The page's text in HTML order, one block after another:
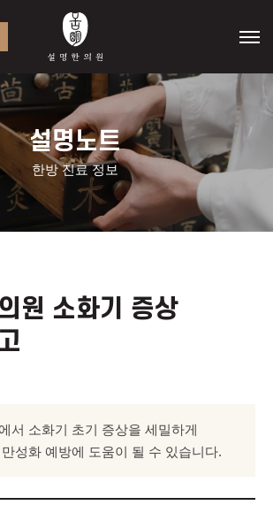
설명노트
한방 진료 정보
원 소화기 증상
서 소화기 초기 증상을 세밀하게
성화 예방에 도움이 될 수 있습니다.